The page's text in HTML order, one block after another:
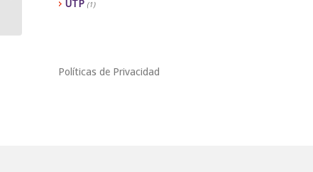
UTP (1)
Políticas de Privacidad